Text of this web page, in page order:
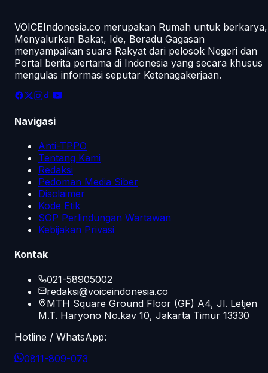
VOICEIndonesia.co merupakan Rumah untuk berkarya,
Menyalurkan Bakat, Ide, Beradu Gagasan
menyampaikan suara Rakyat dari pelosok Negeri dan
Portal berita pertama di Indonesia yang secara khusus
mengulas informasi seputar Ketenagakerjaan.
Navigasi
Anti-TPPO
Tentang Kami
Redaksi
Pedoman Media Siber
Disclaimer
Kode Etik
SOP Perlindungan Wartawan
Kebijakan Privasi
Kontak
021-58905002
redaksi@voiceindonesia.co
MTH Square Ground Floor (GF) A4, Jl. Letjen
M.T. Haryono No.kav 10, Jakarta Timur 13330
Hotline / WhatsApp:
0811-809-073